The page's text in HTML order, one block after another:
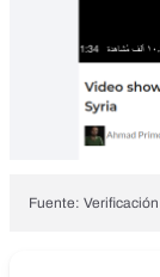
Fuente: